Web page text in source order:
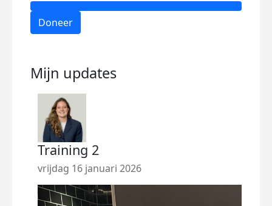
Doneer
Mijn updates
Training 2
vrijdag 16 januari 2026